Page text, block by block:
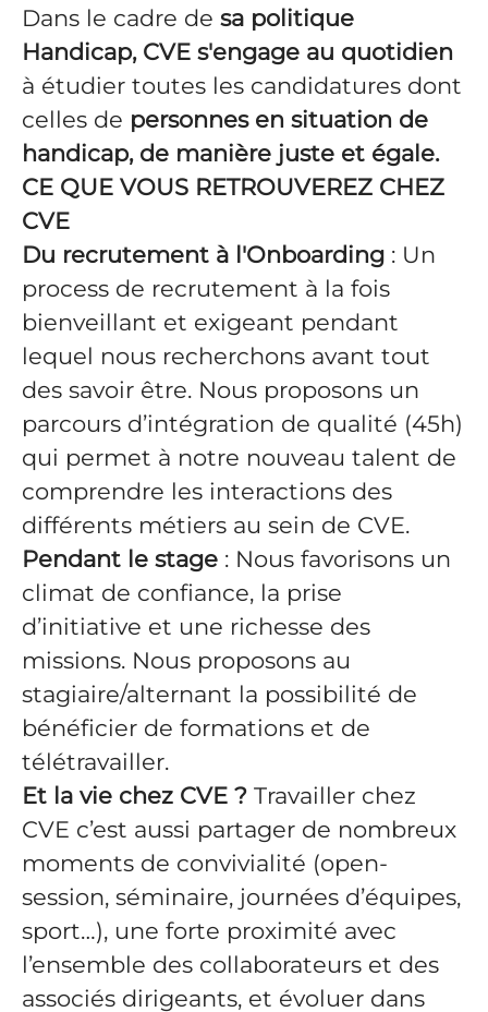
Dans le cadre de sa politique
Handicap, CVE s'engage au quotidien
à étudier toutes les candidatures dont
celles de personnes en situation de
handicap, de manière juste et égale.
CE QUE VOUS RETROUVEREZ CHEZ
CVE
Du recrutement à l'Onboarding : Un
process de recrutement à la fois
bienveillant et exigeant pendant
lequel nous recherchons avant tout
des savoir être. Nous proposons un
parcours d’intégration de qualité (45h)
qui permet à notre nouveau talent de
comprendre les interactions des
différents métiers au sein de CVE.
Pendant le stage : Nous favorisons un
climat de confiance, la prise
d’initiative et une richesse des
missions. Nous proposons au
stagiaire/alternant la possibilité de
bénéficier de formations et de
télétravailler.
Et la vie chez CVE ? Travailler chez
CVE c’est aussi partager de nombreux
moments de convivialité (open-
session, séminaire, journées d’équipes,
sport…), une forte proximité avec
l’ensemble des collaborateurs et des
associés dirigeants, et évoluer dans